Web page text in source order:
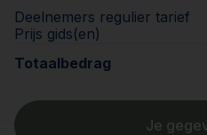
Deelnemers regulier tarief
Prijs gids(en)
Totaalbedrag
Je